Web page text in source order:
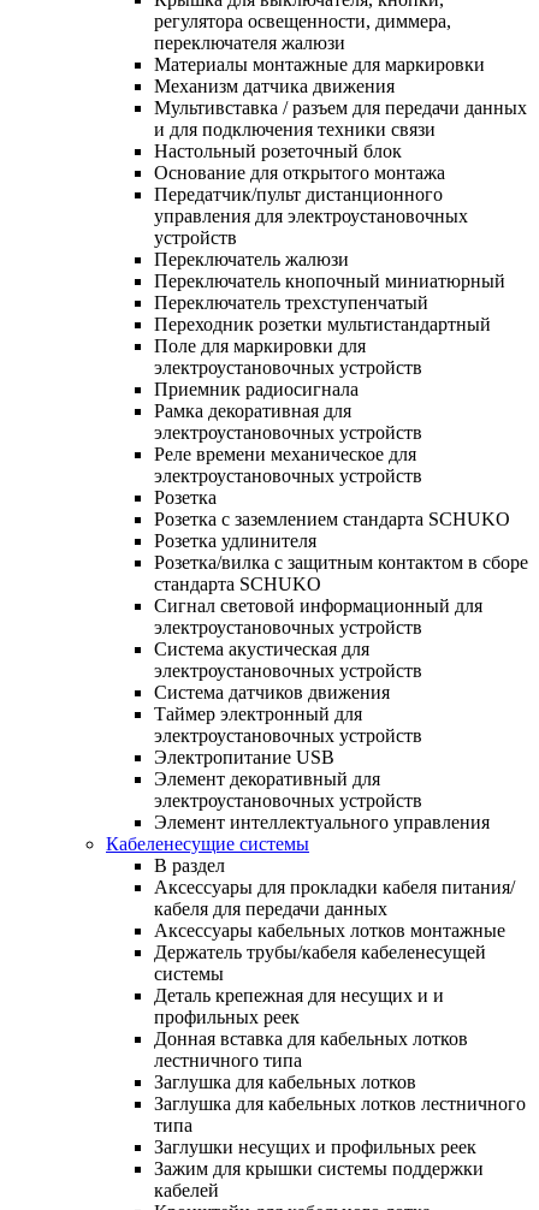
регулятора освещенности, диммера,
переключателя жалюзи
Материалы монтажные для маркировки
Механизм датчика движения
Мультивставка / разъем для передачи данных
и для подключения техники связи
Настольный розеточный блок
Основание для открытого монтажа
Передатчик/пульт дистанционного
управления для электроустановочных
устройств
Переключатель жалюзи
Переключатель кнопочный миниатюрный
Переключатель трехступенчатый
Переходник розетки мультистандартный
Поле для маркировки для
электроустановочных устройств
Приемник радиосигнала
Рамка декоративная для
электроустановочных устройств
Реле времени механическое для
электроустановочных устройств
Розетка
Розетка с заземлением стандарта SCHUKO
Розетка удлинителя
Розетка/вилка с защитным контактом в сборе
стандарта SCHUKO
Сигнал световой информационный для
электроустановочных устройств
Система акустическая для
электроустановочных устройств
Система датчиков движения
Таймер электронный для
электроустановочных устройств
Электропитание USB
Элемент декоративный для
электроустановочных устройств
Элемент интеллектуального управления
Кабеленесущие системы
В раздел
Аксессуары для прокладки кабеля питания/
кабеля для передачи данных
Аксессуары кабельных лотков монтажные
Держатель трубы/кабеля кабеленесущей
системы
Деталь крепежная для несущих и и
профильных реек
Донная вставка для кабельных лотков
лестничного типа
Заглушка для кабельных лотков
Заглушка для кабельных лотков лестничного
типа
Заглушки несущих и профильных реек
Зажим для крышки системы поддержки
кабелей